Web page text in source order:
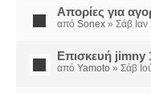
Απορίες για
από Sonex » Σάβ
Επισκευή jimny
από Yamoto » Σάβ